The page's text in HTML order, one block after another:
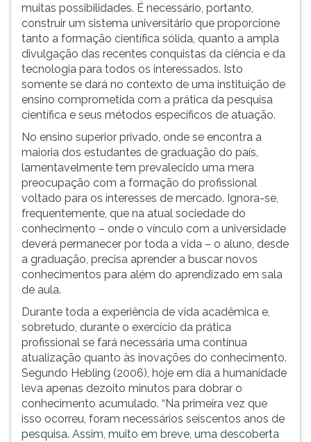
muitas possibilidades. É necessário, portanto,
construir um sistema universitário que proporcione
tanto a formação científica sólida, quanto a ampla
divulgação das recentes conquistas da ciência e da
tecnologia para todos os interessados. Isto
somente se dará no contexto de uma instituição de
ensino comprometida com a prática da pesquisa
científica e seus métodos específicos de atuação.
No ensino superior privado, onde se encontra a
maioria dos estudantes de graduação do país,
lamentavelmente tem prevalecido uma mera
preocupação com a formação do profissional
voltado para os interesses de mercado. Ignora-se,
frequentemente, que na atual sociedade do
conhecimento – onde o vínculo com a universidade
deverá permanecer por toda a vida – o aluno, desde
a graduação, precisa aprender a buscar novos
conhecimentos para além do aprendizado em sala
de aula.
Durante toda a experiência de vida acadêmica e,
sobretudo, durante o exercício da prática
profissional se fará necessária uma contínua
atualização quanto às inovações do conhecimento.
Segundo Hebling (2006), hoje em dia a humanidade
leva apenas dezoito minutos para dobrar o
conhecimento acumulado. “Na primeira vez que
isso ocorreu, foram necessários seiscentos anos de
pesquisa. Assim, muito em breve, uma descoberta